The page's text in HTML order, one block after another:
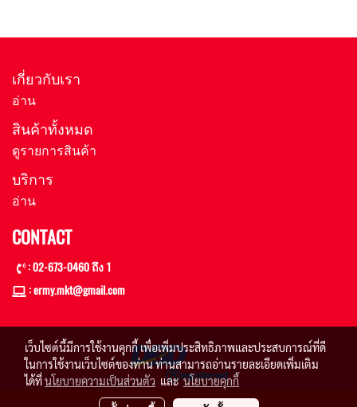
เกี่ยวกับเรา
อ่าน
สินค้าทั้งหมด
ดูรายการสินค้า
บริการ
อ่าน
CONTACT
: 02-673-0460 ถึง 1
: ermy.mkt@gmail.com
เว็บไซต์นี้มีการใช้งานคุกกี้ เพื่อเพิ่มประสิทธิภาพและประสบการณ์ที่ดี
ในการใช้งานเว็บไซต์ของท่าน ท่านสามารถอ่านรายละเอียดเพิ่มเติม
ได้ที่นโยบายความเป็นส่วนตัว และนโยบายคุกกี้